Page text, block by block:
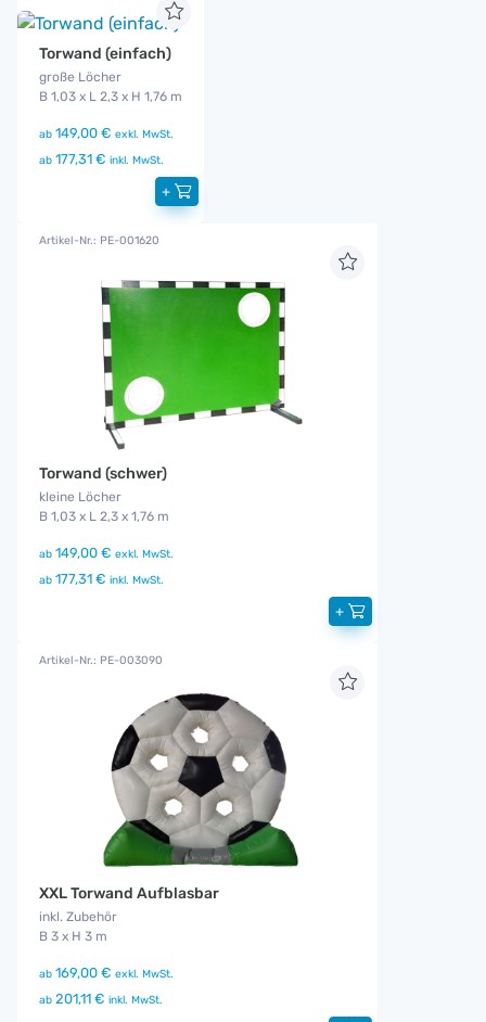
Torwand (einfach)
große Löcher
B 1,03 x L 2,3 x H 1,76 m
ab 149,00 € exkl. MwSt.
ab 177,31 € inkl. MwSt.
+
Artikel-Nr.: PE-001620
Torwand (schwer)
kleine Löcher
B 1,03 x L 2,3 x 1,76 m
ab 149,00 € exkl. MwSt.
ab 177,31 € inkl. MwSt.
+
Artikel-Nr.: PE-003090
XXL Torwand Aufblasbar
inkl. Zubehör
B 3 x H 3 m
ab 169,00 € exkl. MwSt.
ab 201,11 € inkl. MwSt.